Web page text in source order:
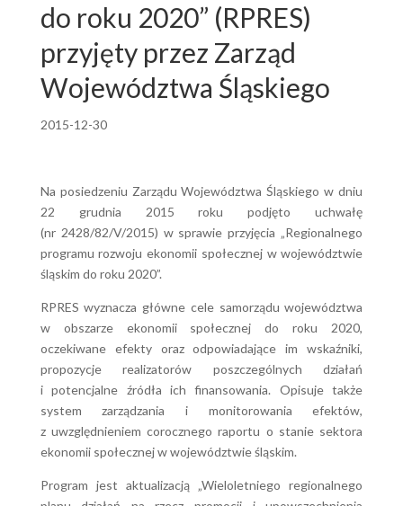
do roku 2020” (RPRES)
przyjęty przez Zarząd
Województwa Śląskiego
2015-12-30
Na posiedzeniu Zarządu Województwa Śląskiego w dniu
22 grudnia 2015 roku podjęto uchwałę
(nr 2428/82/V/2015) w sprawie przyjęcia „Regionalnego
programu rozwoju ekonomii społecznej w województwie
śląskim do roku 2020”.
RPRES wyznacza główne cele samorządu województwa
w obszarze ekonomii społecznej do roku 2020,
oczekiwane efekty oraz odpowiadające im wskaźniki,
propozycje realizatorów poszczególnych działań
i potencjalne źródła ich finansowania. Opisuje także
system zarządzania i monitorowania efektów,
z uwzględnieniem corocznego raportu o stanie sektora
ekonomii społecznej w województwie śląskim.
Program jest aktualizacją „Wieloletniego regionalnego